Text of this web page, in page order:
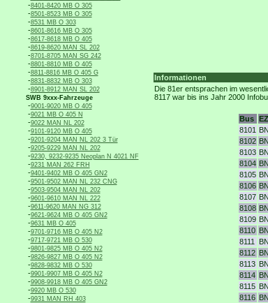
-8401-8420 MB O 305
-8501-8523 MB O 305
-8531 MB O 303
-8601-8616 MB O 305
-8617-8618 MB O 405
-8619-8620 MAN SL 202
-8701-8705 MAN SG 242
-8801-8810 MB O 405
-8811-8816 MB O 405 G
-8831-8832 MB O 303
-8901-8912 MAN SL 202
SWB 9xxx-Fahrzeuge
-9001-9020 MB O 405
-9021 MB O 405 N
-9022 MAN NL 202
-9101-9120 MB O 405
-9201-9204 MAN NL 202 3 Tür
-9205-9229 MAN NL 202
-9230, 9232-9235 Neoplan N 4021 NF
-9231 MAN 262 FRH
-9401-9402 MB O 405 GN2
-9501-9502 MAN NL 232 CNG
-9503-9504 MAN NL 202
-9601-9610 MAN NL 222
-9611-9620 MAN NG 312
-9621-9624 MB O 405 GN2
-9631 MB O 405
-9701-9716 MB O 405 N2
-9717-9721 MB O 530
-9801-9825 MB O 405 N2
-9826-9827 MB O 405 N2
-9828-9832 MB O 530
-9901-9907 MB O 405 N2
-9908-9918 MB O 405 GN2
-9920 MB O 530
-9931 MAN RH 403
Informationen
Die 81er entsprachen im
8117 war bis ins Jahr 2000
Bus EZ
8101
8102
8103
8104
8105
8106
8107
8108
8109
8110
8111
8112
8113
8114
8115
8116